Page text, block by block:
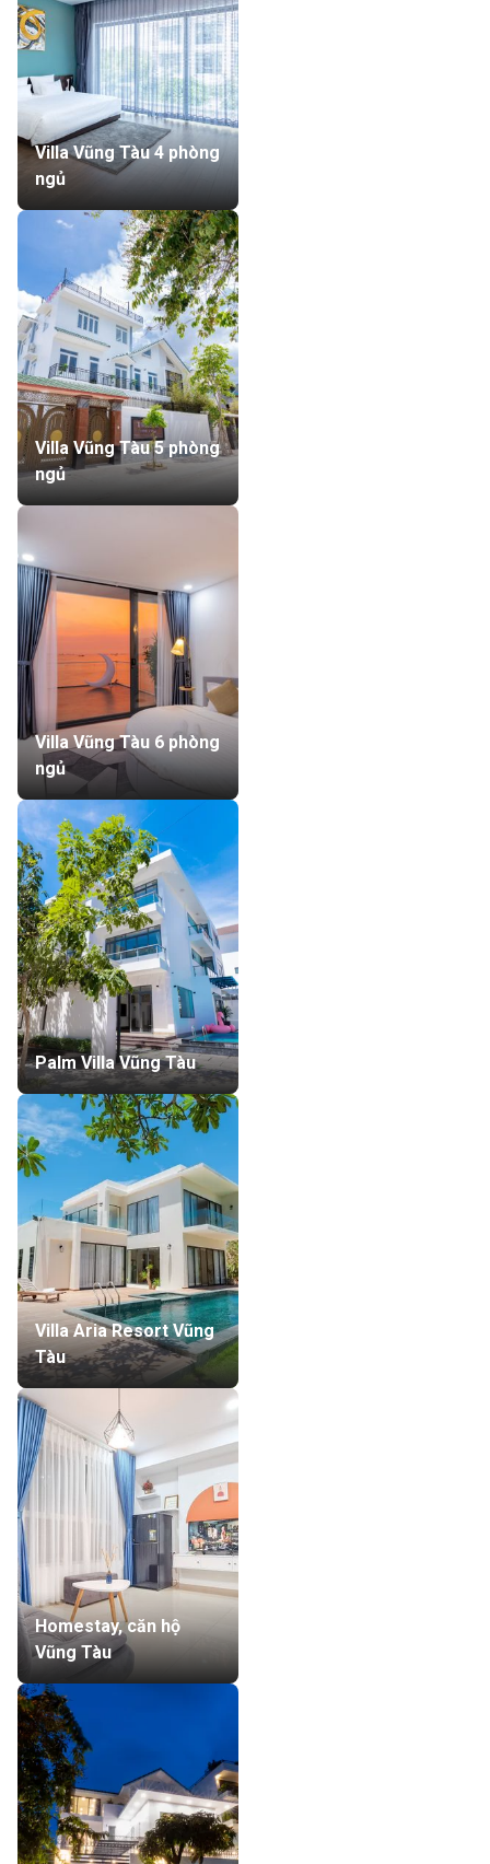
Villa Vũng Tàu 4 phòng
ngủ
Villa Vũng Tàu 5 phòng
ngủ
Villa Vũng Tàu 6 phòng
ngủ
Palm Villa Vũng Tàu
Villa Aria Resort Vũng
Tàu
Homestay, căn hộ
Vũng Tàu